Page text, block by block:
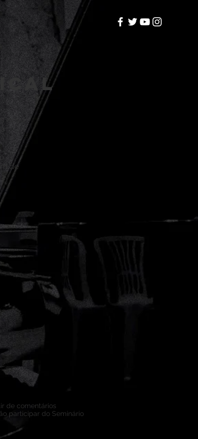
e/ou
de
de comentários
participar do Seminário